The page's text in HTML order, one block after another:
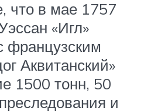
что в мае 1757
«Игл»
французским
Аквитанский»
1500 тонн, 50
и